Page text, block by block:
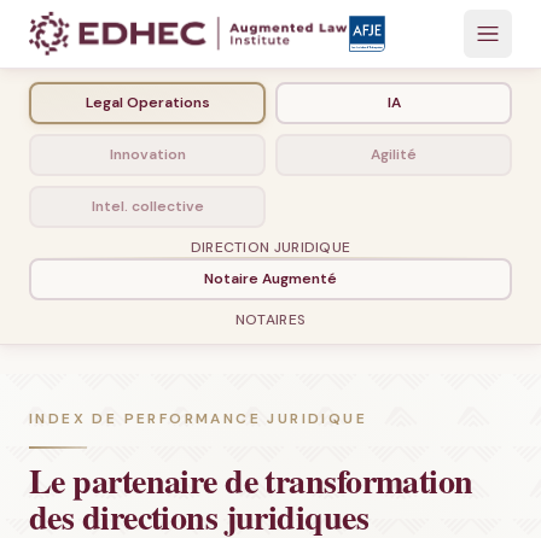
Legal Operations IA
Innovation Agilité
Intel. collective
DIRECTION JURIDIQUE
Notaire Augmenté
NOTAIRES
INDEX DE PERFORMANCE JURIDIQUE
Le partenaire de transformation
des directions juridiques